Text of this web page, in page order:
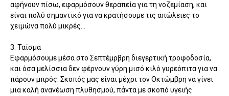
αφήνουν πίσω, εφαρμόσουν θεραπεία για τη νοζεμίαση, και
είναι πολύ σημαντικό για να κρατήσουμε τις απώλειες το
χειμώνα πολύ μικρές...
3. Ταίσμα
Εφαρμόσουμε μέσα στο Σεπτέμρβρη διεγερτική τροφοδοσία,
και όσα μελίσσια δεν φέρνουν γύρη μισό κιλό γυρεόπιτα για να
πάρουν μπρός. Σκοπός μας είναι μέχρι τον Οκτώμβρη να γίνει
μια καλή ανανέωση πλυθησμού, πάντα με σκοπό υγειής